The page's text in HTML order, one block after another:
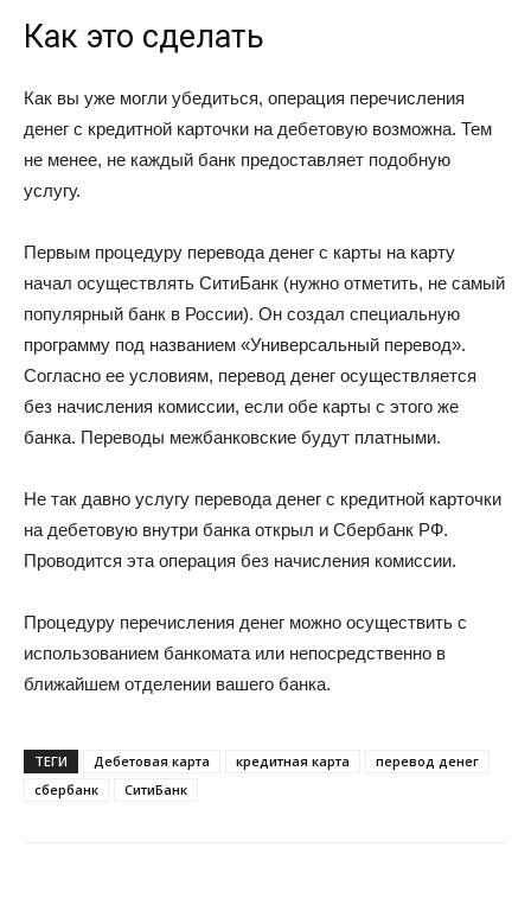
Как это сделать
Как вы уже могли убедиться, операция перечисления
денег с кредитной карточки на дебетовую возможна. Тем
не менее, не каждый банк предоставляет подобную
услугу.
Первым процедуру перевода денег с карты на карту
начал осуществлять СитиБанк (нужно отметить, не самый
популярный банк в России). Он создал специальную
программу под названием «Универсальный перевод».
Согласно ее условиям, перевод денег осуществляется
без начисления комиссии, если обе карты с этого же
банка. Переводы межбанковские будут платными.
Не так давно услугу перевода денег с кредитной карточки
на дебетовую внутри банка открыл и Сбербанк РФ.
Проводится эта операция без начисления комиссии.
Процедуру перечисления денег можно осуществить с
использованием банкомата или непосредственно в
ближайшем отделении вашего банка.
ТЕГИ Дебетовая карта кредитная карта
перевод денег
сбербанк
СитиБанк